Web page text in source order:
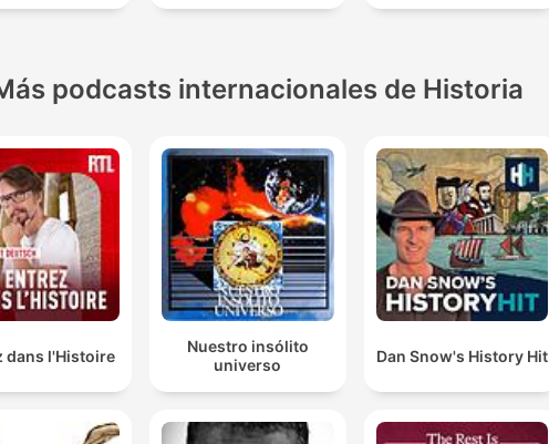
podcasts internacionales de Historia
dans l'Histoire
Nuestro insólito
universo
Dan Snow's History Hit